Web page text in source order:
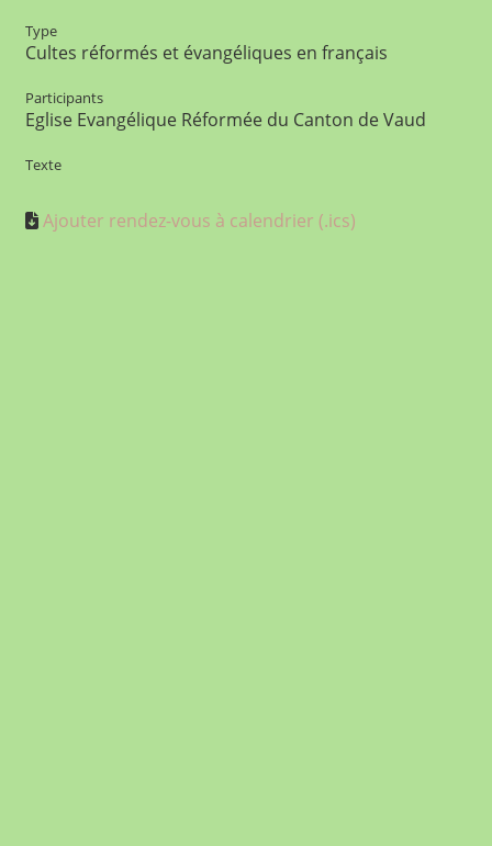
Type
Cultes réformés et évangéliques en français
Participants
Eglise Evangélique Réformée du Canton de Vaud
Texte
Ajouter rendez-vous à calendrier (.ics)